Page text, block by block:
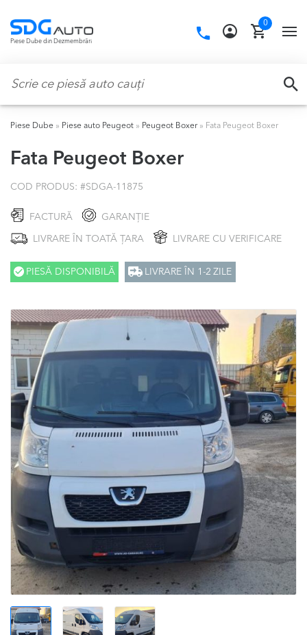
navigation
content
Piese Dube din Dezmembrări
Call
0
Piese Dube » Piese auto Peugeot » Peugeot Boxer» Fata Peugeot Boxer
Fata Peugeot Boxer
COD PRODUS: #SDGA-11875
FACTURĂ GARANȚIE
LIVRARE ÎN TOATĂ ȚARA LIVRARE CU VERIFICARE
PIESĂ DISPONIBILĂ LIVRARE ÎN 1-2 ZILE